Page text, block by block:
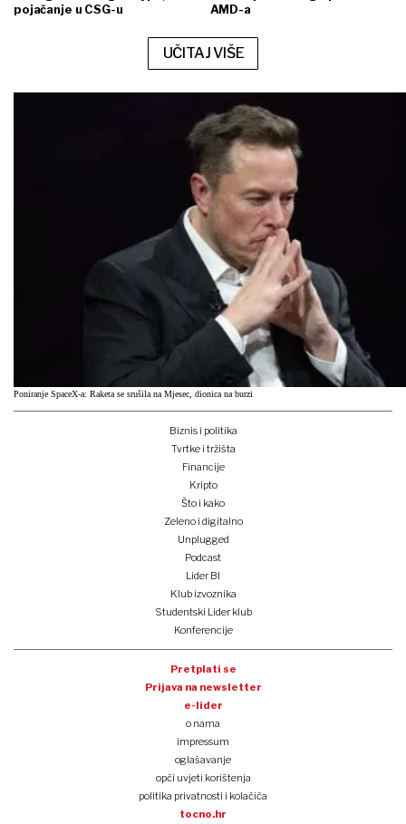
pojačanje u CSG-u
AMD-a
UČITAJ VIŠE
Poniranje SpaceX-a: Raketa se srušila na Mjesec, dionica na burzi
Biznis i politika
Tvrtke i tržišta
Financije
Kripto
Što i kako
Zeleno i digitalno
Unplugged
Podcast
Lider BI
Klub izvoznika
Studentski Lider klub
Konferencije
Pretplati se
Prijava na newsletter
e-lider
o nama
impressum
oglašavanje
opći uvjeti korištenja
politika privatnosti i kolačića
tocno.hr